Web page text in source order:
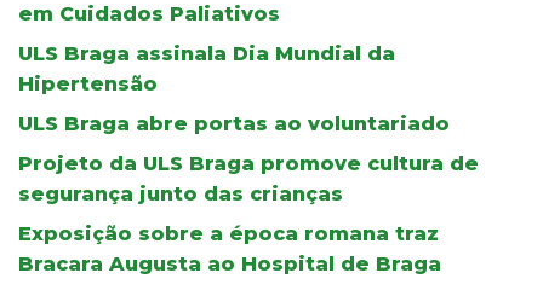
em Cuidados Paliativos
ULS Braga assinala Dia Mundial da
Hipertensão
ULS Braga abre portas ao voluntariado
Projeto da ULS Braga promove cultura de
segurança junto das crianças
Exposição sobre a época romana traz
Bracara Augusta ao Hospital de Braga